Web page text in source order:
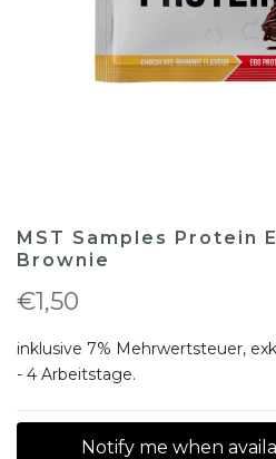
MST Samples Protein
Brownie
€1,50
inklusive 7% Mehrwertsteuer,
- 4 Arbeitstage.
Notify me when